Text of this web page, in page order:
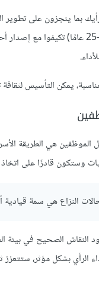
ينتمون إلى الجيل الجديد
يمكن التأسيس
الموظفين هي الطريقة
قادرًا على اتخاذ
النزاع هي سمة
النقاش الصحيح في بيئة
الرأي بشكل مؤثر،